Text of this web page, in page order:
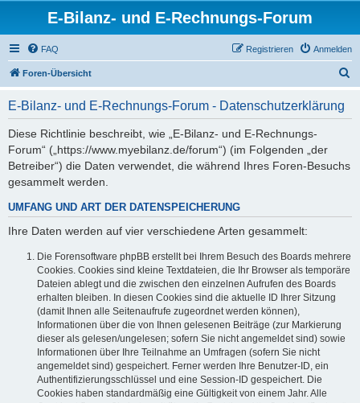
E-Bilanz- und E-Rechnungs-Forum
FAQ Anmelden
Registrieren
Foren-Übersicht
E-Bilanz- und E-Rechnungs-Forum - Datenschutzerklärung
Diese Richtlinie beschreibt, wie „E-Bilanz- und E-Rechnungs-
Forum“ („https://www.myebilanz.de/forum“) (im Folgenden „der
Betreiber“) die Daten verwendet, die während Ihres Foren-Besuchs
gesammelt werden.
UMFANG UND ART DER DATENSPEICHERUNG
Ihre Daten werden auf vier verschiedene Arten gesammelt:
Die Forensoftware phpBB erstellt bei Ihrem Besuch des Boards mehrere
Cookies. Cookies sind kleine Textdateien, die Ihr Browser als temporäre
Dateien ablegt und die zwischen den einzelnen Aufrufen des Boards
erhalten bleiben. In diesen Cookies sind die aktuelle ID Ihrer Sitzung
(damit Ihnen alle Seitenaufrufe zugeordnet werden können),
Informationen über die von Ihnen gelesenen Beiträge (zur Markierung
dieser als gelesen/ungelesen; sofern Sie nicht angemeldet sind) sowie
Informationen über Ihre Teilnahme an Umfragen (sofern Sie nicht
angemeldet sind) gespeichert. Ferner werden Ihre Benutzer-ID, ein
Authentifizierungsschlüssel und eine Session-ID gespeichert. Die
Cookies haben standardmäßig eine Gültigkeit von einem Jahr. Alle